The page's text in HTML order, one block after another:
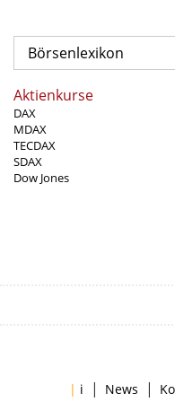
Börsenlexikon
Aktienkurse
DAX
MDAX
TECDAX
SDAX
Dow Jones
| i | News |